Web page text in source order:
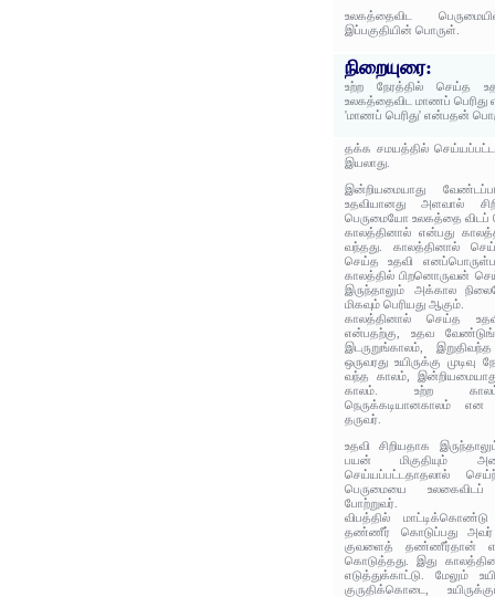
உலகத்தைவிட
இப்பகுதியின் பொருள்.
நிறையுரை:
உற்ற நேரத்தில் செய்த
உலகத்தைவிட மாணப் பெரிது
'மாணப் பெரிது' என்பதன்
தக்க சமயத்தில்
இயலாது.
இன்றியமையாது
உதவியானது அளவால்
பெருமையோ உலகத்தை விடப்
காலத்தினால் என்பது
வந்தது. காலத்தினால்
செய்த உதவி
காலத்தில் பிறனொருவன்
இருந்தாலும் அக்கால
மிகவும் பெரியது ஆகும்.
காலத்தினால் செய்த
என்பதற்கு, உதவ
இடருறுங்காலம்,
ஒருவரது உயிருக்கு
வந்த காலம்,
காலம். உற்ற
நெருக்கடியானகாலம்
தருவர்.
உதவி சிறியதாக
பயன் மிகுதியும்
செய்யப்பட்டதாதலால்
பெருமையை
போற்றுவர்.
விபத்தில் மாட்டிக்கொண்டு
தண்ணீர் கொடுப்பது அவர்
குவளைத் தண்ணீர்தான்
கொடுத்தது. இது
எடுத்துக்காட்டு. மேலும்
குருதிக்கொடை,